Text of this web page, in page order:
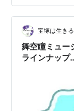
宝塚は生き
舞空瞳ミュー
ラインナップ